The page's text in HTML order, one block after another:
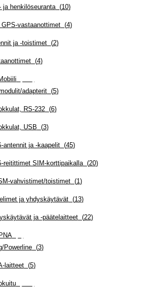
ja henkilöseuranta(10)
GPS-vastaanottimet(4)
ja -toistimet(2)
(4)
adapterit(5)
RS-232(6)
USB (3)
antennit ja -kaapelit(45)
reitittimet SIM-korttipaikalla(20)
vahvistimet/toistimet(1)
ja yhdyskäytävät(13)
ja -päätelaitteet(22)
(
Powerline(3)
laitteet(5)
(